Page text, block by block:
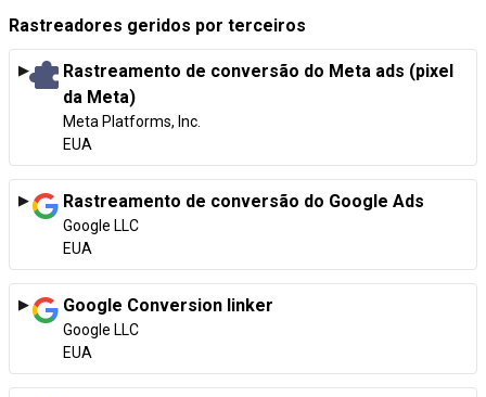
Rastreadores geridos por terceiros
Rastreamento de conversão do Meta ads (pixel
da Meta)
Empresa:
Meta Platforms, Inc.
Local de tratamento:
EUA
Rastreamento de conversão do Google Ads
Empresa:
Google LLC
Local de tratamento:
EUA
Google Conversion linker
Empresa:
Google LLC
Local de tratamento:
EUA